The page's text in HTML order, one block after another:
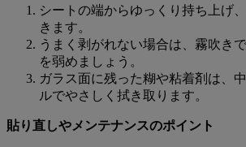
シートの端からゆっくり持ち上げ
きます。
うまく剥がれない場合は、霧吹き
を弱めましょう。
ガラス面に残った糊や粘着剤は、
ルでやさしく拭き取ります。
貼り直しやメンテナンスのポイント